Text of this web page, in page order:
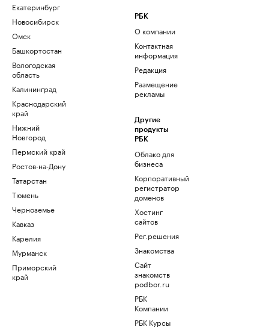
Екатеринбург
Новосибирск
Омск
Башкортостан
Вологодская
область
Калининград
Краснодарский
край
Нижний
Новгород
Пермский край
Ростов-на-Дону
Татарстан
Тюмень
Черноземье
Кавказ
Карелия
Мурманск
Приморский
край
РБК
О компании
Контактная
информация
Редакция
Размещение
рекламы
Другие
продукты
РБК
Облако для
бизнеса
Корпоративный
регистратор
доменов
Хостинг
сайтов
Рег.решения
Знакомства
Сайт
знакомств
podbor.ru
РБК
Компании
РБК Курсы